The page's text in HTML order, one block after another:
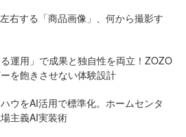
右する「商品画像」、何から撮影す
る運用」で成果と独自性を両立！ZOZO
を飽きさせない体験設計
ウをAI活用で標準化。ホームセンタ
主義AI実装術